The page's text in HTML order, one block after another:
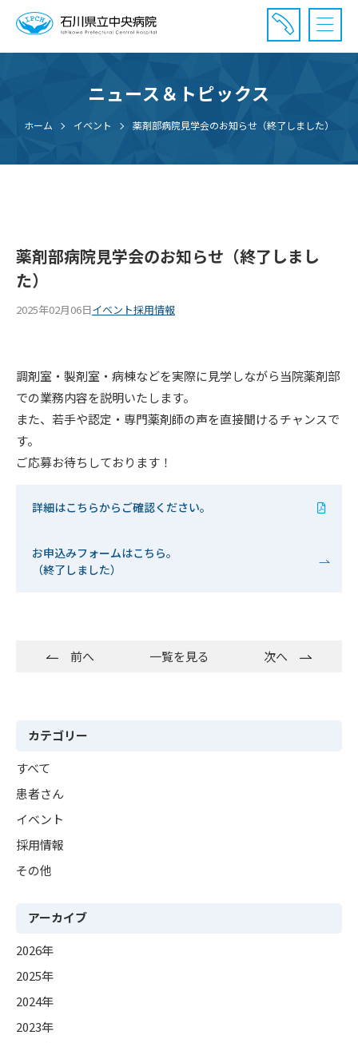
診療受付時間：午前8時20分〜午前11時20分まで
⾯会時間： 全日 午後2時〜午後7時まで
ニュース＆トピックス
ホーム イベント 薬剤部病院見学会のお知らせ（終了しました）
カテゴリー
すべて
患者さん
イベント
採用情報
その他
アーカイブ
2026年
2025年
2024年
2023年
薬剤部病院見学会のお知らせ（終了しまし
た）
2025年02月06日イベント採用情報
調剤室・製剤室・病棟などを実際に見学しながら当院薬剤部
での業務内容を説明いたします。
また、若手や認定・専門薬剤師の声を直接聞けるチャンスで
す。
ご応募お待ちしております！
詳細はこちらからご確認ください。
お申込みフォームはこちら。
（終了しました）
前へ 一覧を見る 次へ